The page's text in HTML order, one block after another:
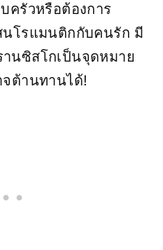
ครัวหรือต้องการ
โรแมนติกกับคนรัก มี
นซิสโกเป็นจุดหมาย
ต้านทานได้!